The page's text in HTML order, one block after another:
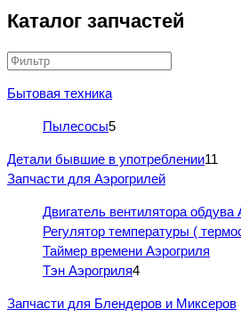
Каталог запчастей
Бытовая техника
Пылесосы5
Детали бывшие в употреблении11
Запчасти для Аэрогрилей
Двигатель вентилятора обдува
Регулятор температуры (
Таймер времени Аэрогриля
Тэн Аэрогриля4
Запчасти для Блендеров и Миксеров